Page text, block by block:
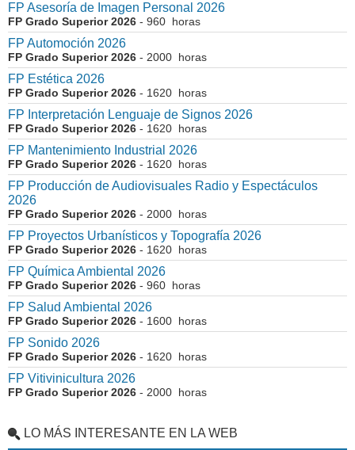
FP Asesoría de Imagen Personal 2026
FP Grado Superior 2026 - 960 horas
FP Automoción 2026
FP Grado Superior 2026 - 2000 horas
FP Estética 2026
FP Grado Superior 2026 - 1620 horas
FP Interpretación Lenguaje de Signos 2026
FP Grado Superior 2026 - 1620 horas
FP Mantenimiento Industrial 2026
FP Grado Superior 2026 - 1620 horas
FP Producción de Audiovisuales Radio y Espectáculos
2026
FP Grado Superior 2026 - 2000 horas
FP Proyectos Urbanísticos y Topografía 2026
FP Grado Superior 2026 - 1620 horas
FP Química Ambiental 2026
FP Grado Superior 2026 - 960 horas
FP Salud Ambiental 2026
FP Grado Superior 2026 - 1600 horas
FP Sonido 2026
FP Grado Superior 2026 - 1620 horas
FP Vitivinicultura 2026
FP Grado Superior 2026 - 2000 horas
LO MÁS INTERESANTE EN LA WEB